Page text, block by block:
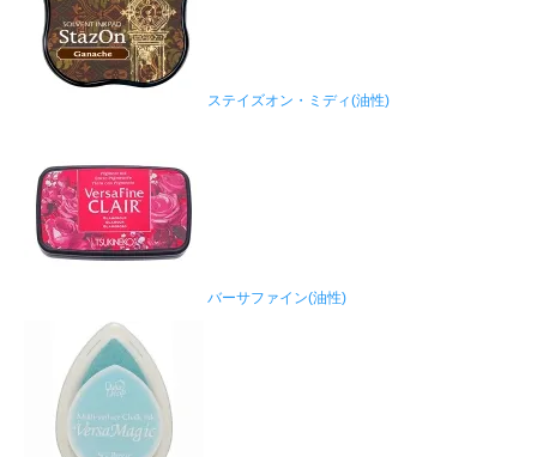
ステイズオン・ミディ(油性)
バーサファイン(油性)